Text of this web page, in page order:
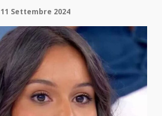
11 Settembre 2024